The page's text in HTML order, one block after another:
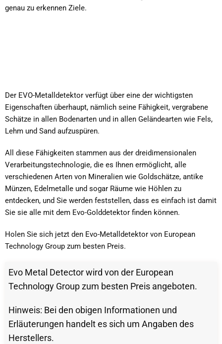
genau zu erkennen Ziele.
Der EVO-Metalldetektor verfügt über eine der wichtigsten
Eigenschaften überhaupt, nämlich seine Fähigkeit, vergrabene
Schätze in allen Bodenarten und in allen Geländearten wie Fels,
Lehm und Sand aufzuspüren.
All diese Fähigkeiten stammen aus der dreidimensionalen
Verarbeitungstechnologie, die es Ihnen ermöglicht, alle
verschiedenen Arten von Mineralien wie Goldschätze, antike
Münzen, Edelmetalle und sogar Räume wie Höhlen zu
entdecken, und Sie werden feststellen, dass es einfach ist damit
Sie sie alle mit dem Evo-Golddetektor finden können.
Holen Sie sich jetzt den Evo-Metalldetektor von European
Technology Group zum besten Preis.
Evo Metal Detector wird von der European
Technology Group zum besten Preis angeboten.
Hinweis: Bei den obigen Informationen und
Erläuterungen handelt es sich um Angaben des
Herstellers.